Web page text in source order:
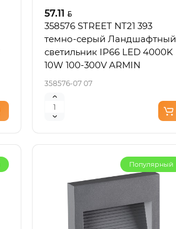
57.11
358576 STREET NT21 393
темно-серый Ландшафтный
светильник IP66 LED 4000K
10W 100-300V ARMIN
358576-07 07
Популярный